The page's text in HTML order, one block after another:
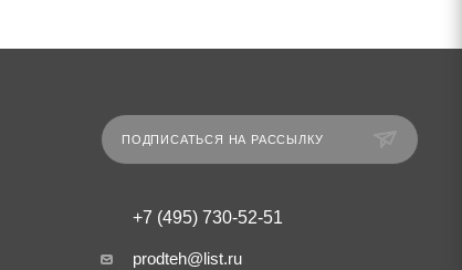
ПОДПИСАТЬСЯ НА РАССЫЛКУ
+7 (495) 730-52-51
prodteh@list.ru